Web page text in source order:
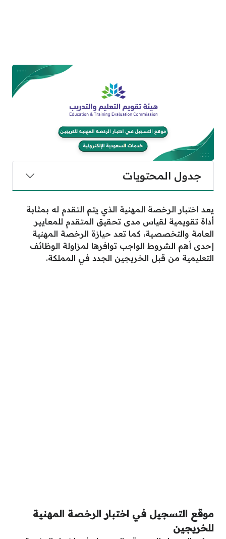
جدول المحتويات
يعد اختبار الرخصة المهنية الذي يتم التقدم له بمثابة
أداة تقويمية لقياس مدى تحقيق المتقدم للمعايير
العامة والتخصصية، كما تعد حيازة الرخصة المهنية
إحدى أهم الشروط الواجب توافرها لمزاولة الوظائف
التعليمية من قبل الخريجين الجدد في المملكة.
موقع التسجيل في اختبار الرخصة المهنية
للخريجين